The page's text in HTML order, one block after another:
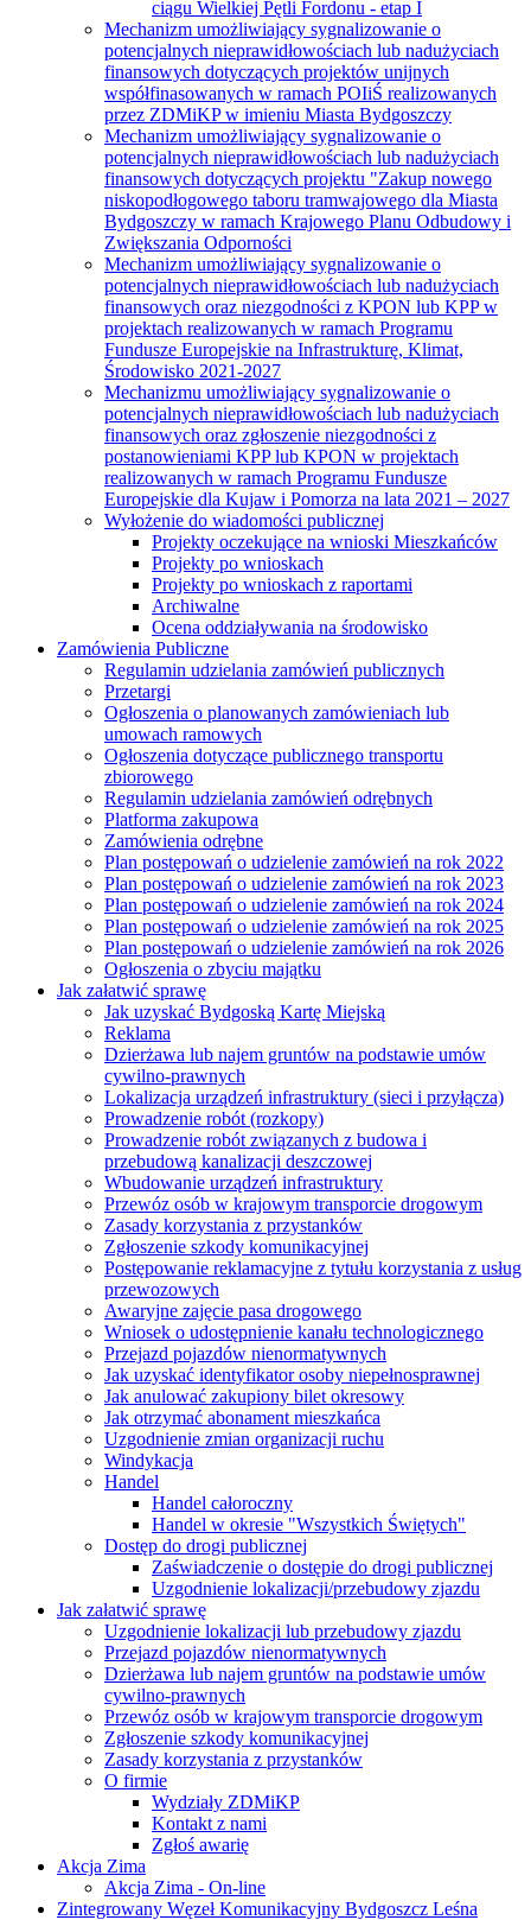
ciągu Wielkiej Pętli Fordonu - etap I
Mechanizm umożliwiający sygnalizowanie o
potencjalnych nieprawidłowościach lub nadużyciach
finansowych dotyczących projektów unijnych
współfinasowanych w ramach POIiŚ realizowanych
przez ZDMiKP w imieniu Miasta Bydgoszczy
Mechanizm umożliwiający sygnalizowanie o
potencjalnych nieprawidłowościach lub nadużyciach
finansowych dotyczących projektu "Zakup nowego
niskopodłogowego taboru tramwajowego dla Miasta
Bydgoszczy w ramach Krajowego Planu Odbudowy i
Zwiększania Odporności
Mechanizm umożliwiający sygnalizowanie o
potencjalnych nieprawidłowościach lub nadużyciach
finansowych oraz niezgodności z KPON lub KPP w
projektach realizowanych w ramach Programu
Fundusze Europejskie na Infrastrukturę, Klimat,
Środowisko 2021-2027
Mechanizmu umożliwiający sygnalizowanie o
potencjalnych nieprawidłowościach lub nadużyciach
finansowych oraz zgłoszenie niezgodności z
postanowieniami KPP lub KPON w projektach
realizowanych w ramach Programu Fundusze
Europejskie dla Kujaw i Pomorza na lata 2021 – 2027
Wyłożenie do wiadomości publicznej
Projekty oczekujące na wnioski Mieszkańców
Projekty po wnioskach
Projekty po wnioskach z raportami
Archiwalne
Ocena oddziaływania na środowisko
Zamówienia Publiczne
Regulamin udzielania zamówień publicznych
Przetargi
Ogłoszenia o planowanych zamówieniach lub
umowach ramowych
Ogłoszenia dotyczące publicznego transportu
zbiorowego
Regulamin udzielania zamówień odrębnych
Platforma zakupowa
Zamówienia odrębne
Plan postępowań o udzielenie zamówień na rok 2022
Plan postępowań o udzielenie zamówień na rok 2023
Plan postępowań o udzielenie zamówień na rok 2024
Plan postępowań o udzielenie zamówień na rok 2025
Plan postępowań o udzielenie zamówień na rok 2026
Ogłoszenia o zbyciu majątku
Jak załatwić sprawę
Jak uzyskać Bydgoską Kartę Miejską
Reklama
Dzierżawa lub najem gruntów na podstawie umów
cywilno-prawnych
Lokalizacja urządzeń infrastruktury (sieci i przyłącza)
Prowadzenie robót (rozkopy)
Prowadzenie robót związanych z budowa i
przebudową kanalizacji deszczowej
Wbudowanie urządzeń infrastruktury
Przewóz osób w krajowym transporcie drogowym
Zasady korzystania z przystanków
Zgłoszenie szkody komunikacyjnej
Postępowanie reklamacyjne z tytułu korzystania z usług
przewozowych
Awaryjne zajęcie pasa drogowego
Wniosek o udostępnienie kanału technologicznego
Przejazd pojazdów nienormatywnych
Jak uzyskać identyfikator osoby niepełnosprawnej
Jak anulować zakupiony bilet okresowy
Jak otrzymać abonament mieszkańca
Uzgodnienie zmian organizacji ruchu
Windykacja
Handel
Handel całoroczny
Handel w okresie "Wszystkich Świętych"
Dostęp do drogi publicznej
Zaświadczenie o dostępie do drogi publicznej
Uzgodnienie lokalizacji/przebudowy zjazdu
Jak załatwić sprawę
Uzgodnienie lokalizacji lub przebudowy zjazdu
Przejazd pojazdów nienormatywnych
Dzierżawa lub najem gruntów na podstawie umów
cywilno-prawnych
Przewóz osób w krajowym transporcie drogowym
Zgłoszenie szkody komunikacyjnej
Zasady korzystania z przystanków
O firmie
Wydziały ZDMiKP
Kontakt z nami
Zgłoś awarię
Akcja Zima
Akcja Zima - On-line
Zintegrowany Węzeł Komunikacyjny Bydgoszcz Leśna